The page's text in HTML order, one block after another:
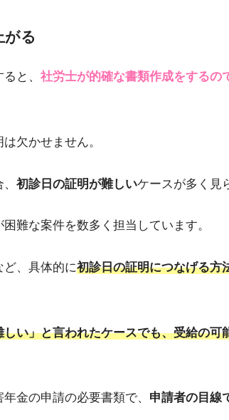
がる
と、 社労士が的確な書類作成をするの
欠かせません。
初診日の証明が難しいケースが多く見
難な案件を数多く担当しています。
、具体的に初診日の証明につなげる方
しい」と言われたケースでも、受給の可
金の申請の必要書類で、 申請者の目線